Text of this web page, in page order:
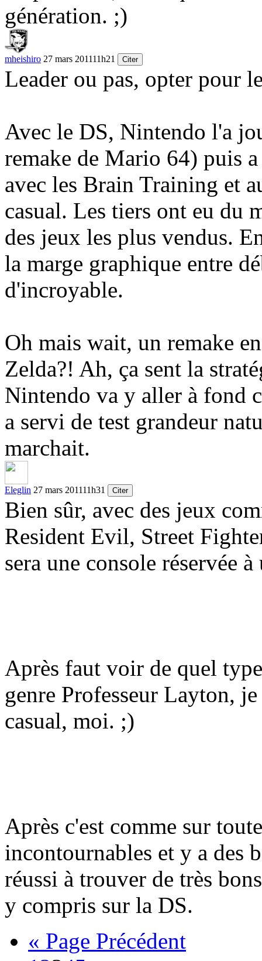
génération. ;)
mheishiro 27 mars 201111h21 Citer
Leader ou pas, opter pour
Avec le DS, Nintendo l'a
remake de Mario 64) puis
avec les Brain Training et
casual. Les tiers ont eu du
des jeux les plus vendus.
la marge graphique entre
d'incroyable.
Oh mais wait, un remake
Zelda?! Ah, ça sent la
Nintendo va y aller à fond
a servi de test grandeur
marchait.
Eleglin 27 mars 201111h31 Citer
Bien sûr, avec des jeux
Resident Evil, Street
sera une console réservée
Après faut voir de quel
genre Professeur Layton,
casual, moi. ;)
Après c'est comme sur
incontournables et y a des
réussi à trouver de très
y compris sur la DS.
« Page Précédent